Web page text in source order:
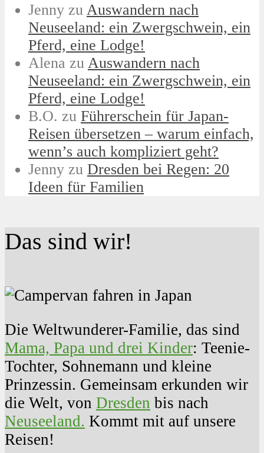
Jenny zu Auswandern nach
Neuseeland: ein Zwergschwein, ein
Pferd, eine Lodge!
Alena zu Auswandern nach
Neuseeland: ein Zwergschwein, ein
Pferd, eine Lodge!
B.O. zu Führerschein für Japan-
Reisen übersetzen – warum einfach,
wenn’s auch kompliziert geht?
Jenny zu Dresden bei Regen: 20
Ideen für Familien
Das sind wir!
Die Weltwunderer-Familie, das sind
Mama, Papa und drei Kinder: Teenie-
Tochter, Sohnemann und kleine
Prinzessin. Gemeinsam erkunden wir
die Welt, von Dresden bis nach
Neuseeland. Kommt mit auf unsere
Reisen!